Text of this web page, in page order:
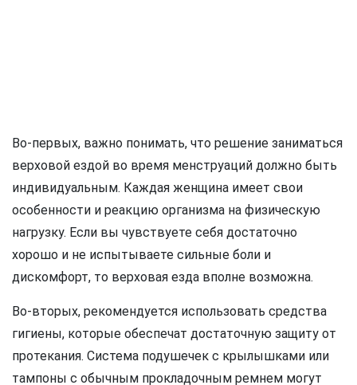
Во-первых, важно понимать, что решение заниматься
верховой ездой во время менструаций должно быть
индивидуальным. Каждая женщина имеет свои
особенности и реакцию организма на физическую
нагрузку. Если вы чувствуете себя достаточно
хорошо и не испытываете сильные боли и
дискомфорт, то верховая езда вполне возможна.
Во-вторых, рекомендуется использовать средства
гигиены, которые обеспечат достаточную защиту от
протекания. Система подушечек с крылышками или
тампоны с обычным прокладочным ремнем могут